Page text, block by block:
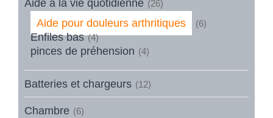
Aide à la vie quotidienne (26)
Aide pour douleurs arthritiques (6)
Enfiles bas (4)
pinces de préhension (4)
Batteries et chargeurs (12)
Chambre (6)